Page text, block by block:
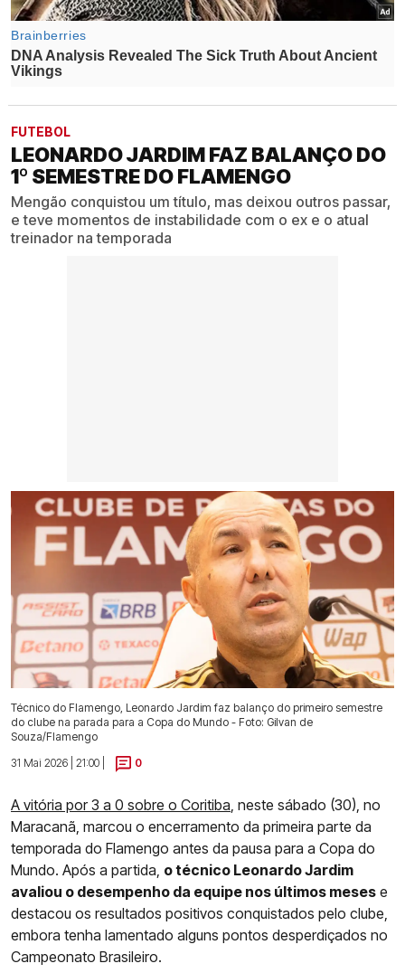
FUTEBOL
LEONARDO JARDIM FAZ BALANÇO DO
1º SEMESTRE DO FLAMENGO
Mengão conquistou um título, mas deixou outros passar,
e teve momentos de instabilidade com o ex e o atual
treinador na temporada
Técnico do Flamengo, Leonardo Jardim faz balanço do primeiro semestre
do clube na parada para a Copa do Mundo - Foto: Gilvan de
Souza/Flamengo
31 Mai 2026 | 21:00 |
0
A vitória por 3 a 0 sobre o Coritiba , neste sábado (30), no
Maracanã, marcou o encerramento da primeira parte da
temporada do Flamengo antes da pausa para a Copa do
Mundo. Após a partida, o técnico Leonardo Jardim
avaliou o desempenho da equipe nos últimos meses e
destacou os resultados positivos conquistados pelo clube,
embora tenha lamentado alguns pontos desperdiçados no
Campeonato Brasileiro.